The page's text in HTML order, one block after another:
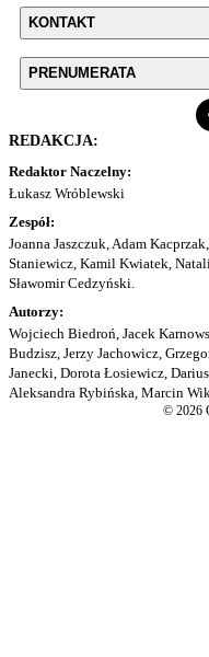
KONTAKT
PRENUMERATA
REDAKCJA:
Redaktor Naczelny:
Łukasz Wróblewski
Zespół:
Joanna Jaszczuk, Adam
Staniewicz, Kamil Kwiatek,
Sławomir Cedzyński.
Autorzy:
Wojciech Biedroń, Jacek
Budzisz, Jerzy Jachowicz,
Janecki, Dorota Łosiewicz,
Aleksandra Rybińska, Marcin
© 2026